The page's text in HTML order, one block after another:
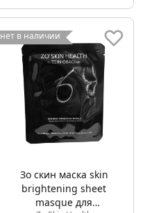
нет в наличии
Зо скин маска skin
brightening sheet
masque для